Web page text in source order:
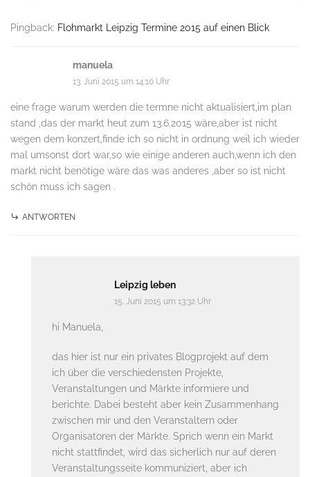
Pingback: Flohmarkt Leipzig Termine 2015 auf einen Blick
manuela
13. Juni 2015 um 14:10 Uhr
eine frage warum werden die termne nicht aktualisiert,im plan
stand ,das der markt heut zum 13.6.2015 wäre,aber ist nicht
wegen dem konzert,finde ich so nicht in ordnung weil ich wieder
mal umsonst dort war,so wie einige anderen auch,wenn ich den
markt nicht benötige wäre das was anderes ,aber so ist nicht
schön muss ich sagen .
ANTWORTEN
Leipzig leben
15. Juni 2015 um 13:32 Uhr
hi Manuela,
das hier ist nur ein privates Blogprojekt auf dem
ich über die verschiedensten Projekte,
Veranstaltungen und Märkte informiere und
berichte. Dabei besteht aber kein Zusammenhang
zwischen mir und den Veranstaltern oder
Organisatoren der Märkte. Sprich wenn ein Markt
nicht stattfindet, wird das sicherlich nur auf deren
Veranstaltungsseite kommuniziert, aber ich